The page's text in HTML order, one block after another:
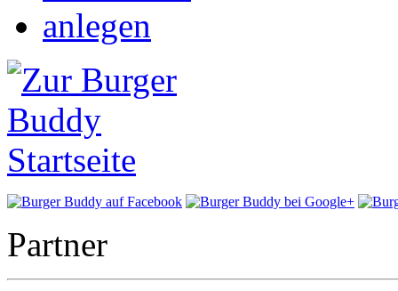
Partner